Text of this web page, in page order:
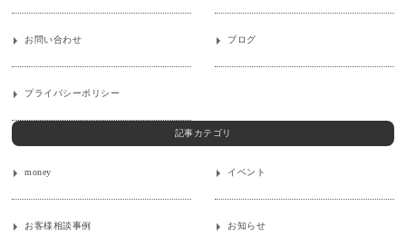
お問い合わせ ブログ
プライバシーポリシー
記事カテゴリ
money イベント
お客様相談事例 お知らせ